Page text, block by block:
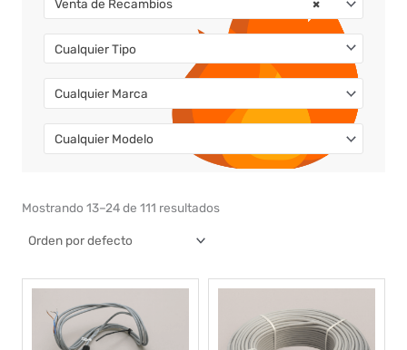
×
Venta de Recambios
Cualquier Tipo
Cualquier Marca
Cualquier Modelo
Mostrando 13–24 de 111 resultados